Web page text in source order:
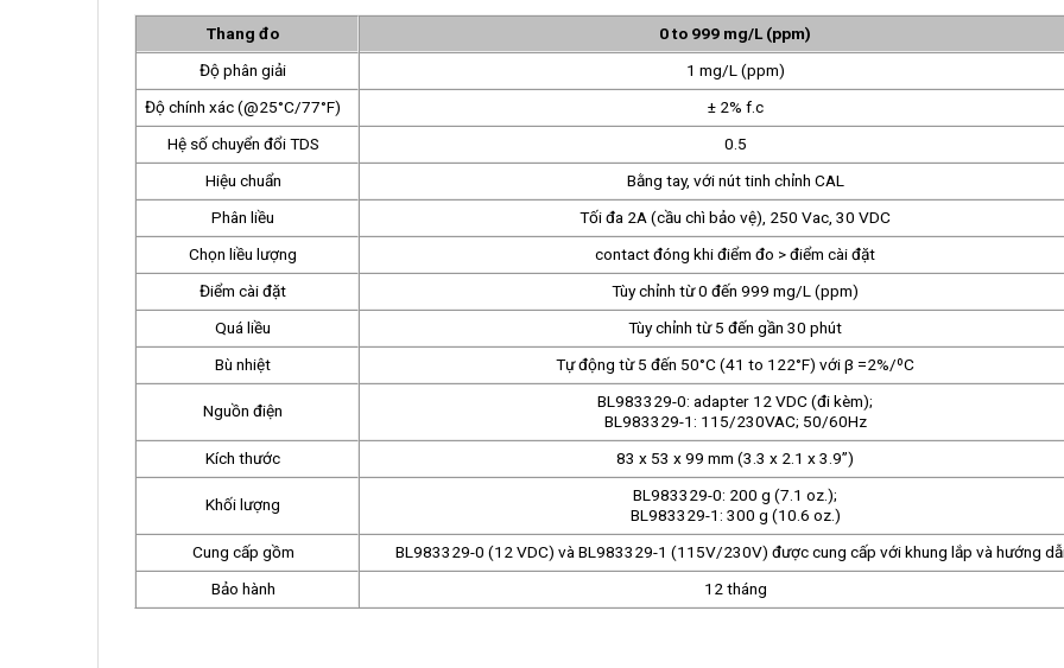
Thang đo
0 to 999 mg/L (ppm)
Độ phân giải
1 mg/L (ppm)
Độ chính xác (@25°C/77°F)
± 2% f.c
Hệ số chuyển đổi TDS
0.5
Hiệu chuẩn
Bằng tay, với nút tinh chỉnh CAL
Phân liều
Tối đa 2A (cầu chì bảo vệ), 250 Vac, 30 VDC
Chọn liều lượng
contact đóng khi điểm đo > điểm cài đặt
Điểm cài đặt
Tùy chỉnh từ 0 đến 999 mg/L (ppm)
Quá liều
Tùy chỉnh từ 5 đến gần 30 phút
Bù nhiệt
Tự động từ 5 đến 50°C (41 to 122°F) với β =2%/ºC
Nguồn điện
BL983329-0: adapter 12 VDC (đi kèm);
BL983329-1: 115/230VAC; 50/60Hz
Kích thước
83 x 53 x 99 mm (3.3 x 2.1 x 3.9’’)
Khối lượng
BL983329-0: 200 g (7.1 oz.);
BL983329-1: 300 g (10.6 oz.)
Cung cấp gồm
BL983329-0 (12 VDC) và BL983329-1 (115V/230V) được cung cấp với khung lắp và hướng
Bảo hành
12 tháng